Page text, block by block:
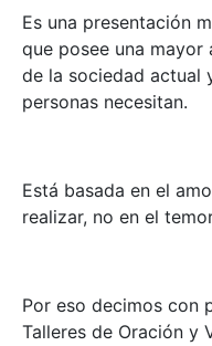
Es una presentación
que posee una mayor
de la sociedad actual
personas necesitan.
Está basada en el
realizar, no en el
Por eso decimos con
Talleres de Oración y